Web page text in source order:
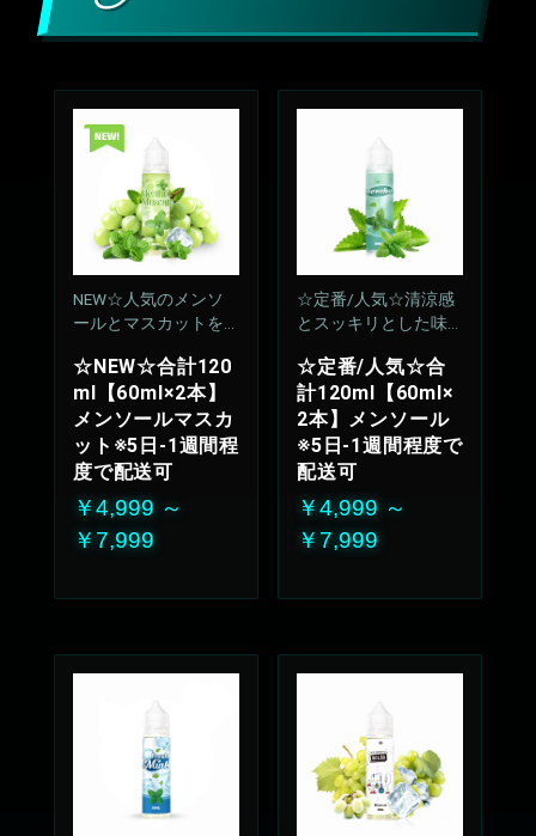
NEW☆人気のメンソ
ールとマスカットをM
☆NEW☆合計120
ml【60ml×2本】
メンソールマスカ
ット※5日-1週間程
度で配送可
￥4,999 ～
￥7,999
☆定番/人気☆清涼感
とスッキリとした味
来ない安定のリフレ
ッシュ感
50%VG：50%PG
☆定番/人気☆合
計120ml【60ml×
2本】メンソール
※5日-1週間程度で
配送可
￥4,999 ～
￥7,999